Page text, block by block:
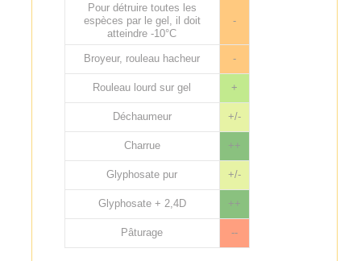
Pour détruire toutes les
espèces par le gel, il doit
atteindre -10°C
-
Broyeur, rouleau hacheur -
Rouleau lourd sur gel +
Déchaumeur +/-
Charrue ++
Glyphosate pur +/-
Glyphosate + 2,4D ++
Pâturage --